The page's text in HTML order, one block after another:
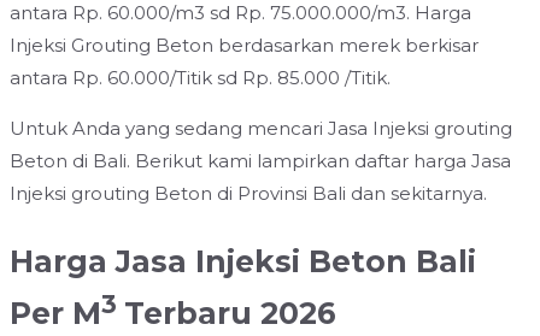
antara Rp. 60.000/m3 sd Rp. 75.000.000/m3. Harga
Injeksi Grouting Beton berdasarkan merek berkisar
antara Rp. 60.000/Titik sd Rp. 85.000 /Titik.
Untuk Anda yang sedang mencari Jasa Injeksi grouting
Beton di Bali. Berikut kami lampirkan daftar harga Jasa
Injeksi grouting Beton di Provinsi Bali dan sekitarnya.
Harga Jasa Injeksi Beton Bali
Per M3 Terbaru 2026